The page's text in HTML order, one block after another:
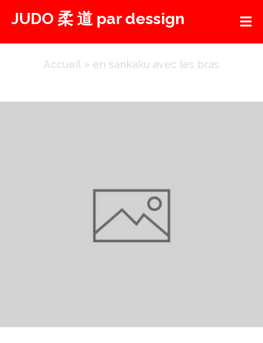
JUDO 柔 道 par dessign
Accueil » en sankaku avec les bras